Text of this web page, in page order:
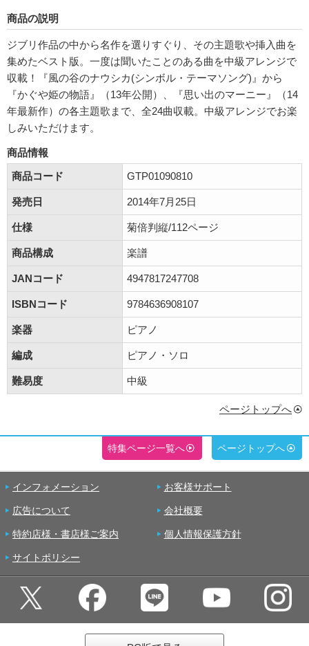
商品の説明
ジブリ作品の中から名作を選りすぐり、その主題歌や挿入曲を
集めたベスト版。一度は聞いたことのある曲を中級アレンジで
収載！『風の谷のナウシカ(シンボル・テーマソング)』から
『かぐや姫の物語』（13年公開）、『思い出のマーニー』（14
年最新作）の各主題歌まで、全24曲収載。中級アレンジでお楽
しみいただけます。
商品情報
商品コード
GTP01090810
発売日 2014年7月25日
仕様 菊倍判縦/112ページ
商品構成 楽譜
JANコード 4947817247708
ISBNコード 9784636908107
楽器 ピアノ
編成 ピアノ・ソロ
難易度 中級
ページトップへ
特集ページ一覧へ ページトップへ
インフォメーション お客様サポート
広告について 会社概要
特約店様・書店様ご案内 個人情報保護方針
サイトポリシー